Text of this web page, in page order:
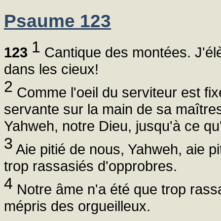
Psaume 123
123 1 Cantique des montées.
dans les cieux!
2 Comme l'oeil du serviteur est
servante sur la main de sa
Yahweh, notre Dieu, jusqu'à ce
3 Aie pitié de nous, Yahweh, aie
trop rassasiés d'opprobres.
4 Notre âme n'a été que trop
mépris des orgueilleux.